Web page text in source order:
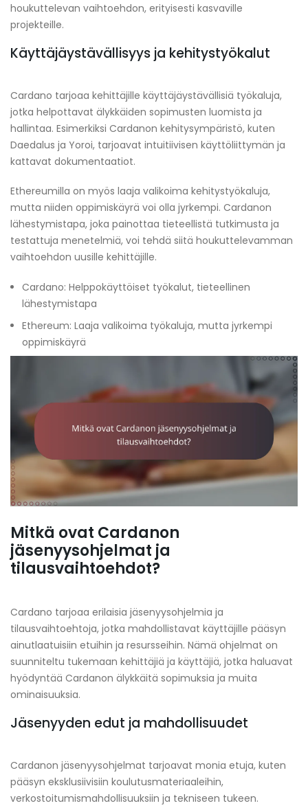
houkuttelevan vaihtoehdon, erityisesti kasvaville
projekteille.
Käyttäjäystävällisyys ja kehitystyökalut
Cardano tarjoaa kehittäjille käyttäjäystävällisiä työkaluja,
jotka helpottavat älykkäiden sopimusten luomista ja
hallintaa. Esimerkiksi Cardanon kehitysympäristö, kuten
Daedalus ja Yoroi, tarjoavat intuitiivisen käyttöliittymän ja
kattavat dokumentaatiot.
Ethereumilla on myös laaja valikoima kehitystyökaluja,
mutta niiden oppimiskäyrä voi olla jyrkempi. Cardanon
lähestymistapa, joka painottaa tieteellistä tutkimusta ja
testattuja menetelmiä, voi tehdä siitä houkuttelevamman
vaihtoehdon uusille kehittäjille.
Cardano: Helppokäyttöiset työkalut, tieteellinen
lähestymistapa
Ethereum: Laaja valikoima työkaluja, mutta jyrkempi
oppimiskäyrä
Mitkä ovat Cardanon
jäsenyysohjelmat ja
tilausvaihtoehdot?
Cardano tarjoaa erilaisia jäsenyysohjelmia ja
tilausvaihtoehtoja, jotka mahdollistavat käyttäjille pääsyn
ainutlaatuisiin etuihin ja resursseihin. Nämä ohjelmat on
suunniteltu tukemaan kehittäjiä ja käyttäjiä, jotka haluavat
hyödyntää Cardanon älykkäitä sopimuksia ja muita
ominaisuuksia.
Jäsenyyden edut ja mahdollisuudet
Cardanon jäsenyysohjelmat tarjoavat monia etuja, kuten
pääsyn eksklusiivisiin koulutusmateriaaleihin,
verkostoitumismahdollisuuksiin ja tekniseen tukeen.